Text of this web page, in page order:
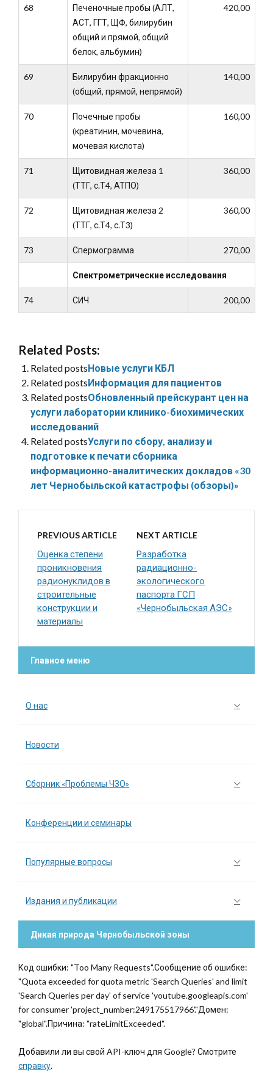
68
Печеночные пробы (АЛТ,
АСТ, ГГТ, ЩФ, билирубин
общий и прямой, общий
белок, альбумин)
420,00
69
Билирубин фракционно
(общий, прямой, непрямой)
140,00
70
Почечные пробы
(креатинин, мочевина,
мочевая кислота)
160,00
71
Щитовидная железа 1
(ТТГ, с.Т4, АТПО)
360,00
72
Щитовидная железа 2
(ТТГ, с.Т4, с.Т3)
360,00
73 Спермограмма 270,00
Спектрометрические исследования
74 СИЧ 200,00
Related Posts:
Related postsНовые услуги КБЛ
Related postsИнформация для пациентов
Related postsОбновленный прейскурант цен на
услуги лаборатории клинико-биохимических
исследований
Related postsУслуги по сбору, анализу и
подготовке к печати сборника
информационно-аналитических докладов «30
лет Чернобыльской катастрофы (обзоры)»
PREVIOUS ARTICLE
Оценка степени
проникновения
радионуклидов в
строительные
конструкции и
материалы
NEXT ARTICLE
Разработка
радиационно-
экологического
паспорта ГСП
«Чернобыльская АЭС»
Главное меню
О нас
Новости
Сборник «Проблемы ЧЗО»
Конференции и семинары
Популярные вопросы
Издания и публикации
Дикая природа Чернобыльской зоны
Код ошибки: "Too Many Requests".Сообщение об ошибке:
"Quota exceeded for quota metric 'Search Queries' and limit
'Search Queries per day' of service 'youtube.googleapis.com'
for consumer 'project_number:249175517966'."Домен:
"global".Причина: "rateLimitExceeded".
Добавили ли вы свой API-ключ для Google? Смотрите
справку.